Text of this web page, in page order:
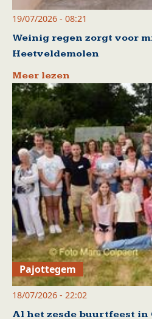
19/07/2026 - 08:21
Weinig regen zorgt voor
Heetveldemolen
Meer lezen
Pajottegem
18/07/2026 - 22:02
Al het zesde buurtfeest in